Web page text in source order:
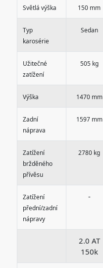
Světlá výška 150 mm
Typ
karosérie
Sedan
Užitečné
zatížení
505 kg
Výška 1470 mm
Zadní
náprava
1597 mm
Zatížení
bržděného
přívěsu
2780 kg
Zatížení
přední/zadní
nápravy
-
2.0 AT
150k